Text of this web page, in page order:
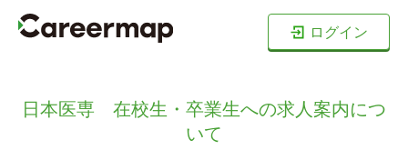
ログイン
日本医専 在校生・卒業生への求人案内につ
いて